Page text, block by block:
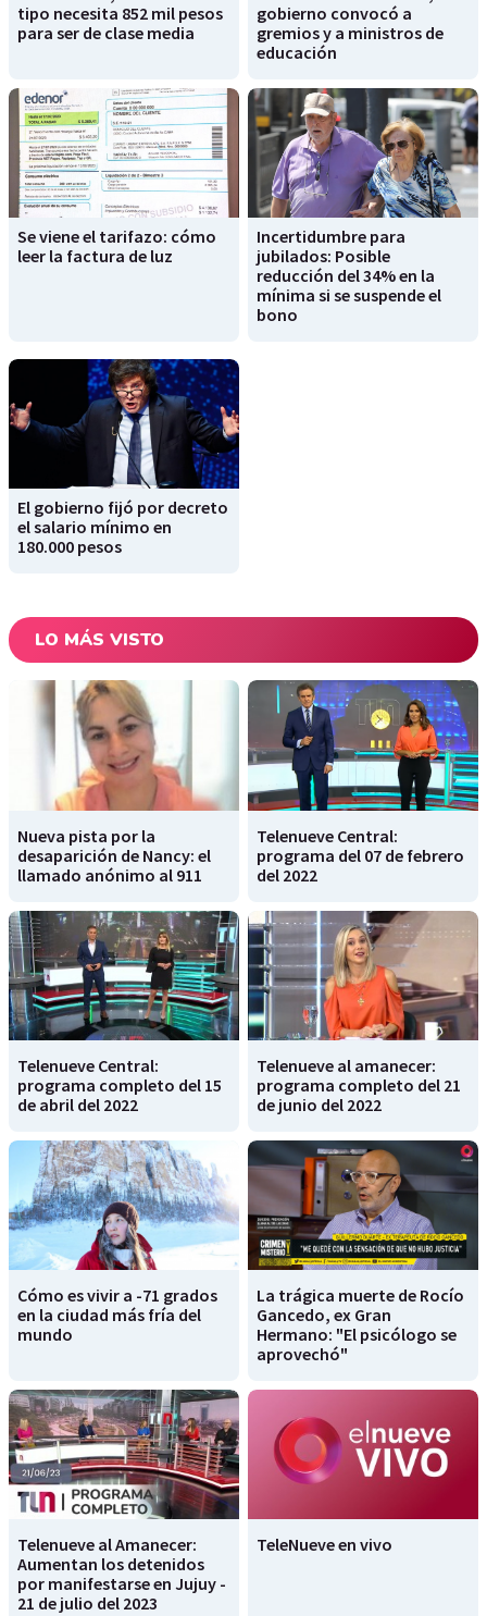
tipo necesita 852 mil pesos
para ser de clase media
gobierno convocó a
gremios y a ministros de
educación
Se viene el tarifazo: cómo
leer la factura de luz
Incertidumbre para
jubilados: Posible
reducción del 34% en la
mínima si se suspende el
bono
El gobierno fijó por decreto
el salario mínimo en
180.000 pesos
LO MÁS VISTO
Nueva pista por la
desaparición de Nancy: el
llamado anónimo al 911
Telenueve Central:
programa del 07 de febrero
del 2022
Telenueve Central:
programa completo del 15
de abril del 2022
Telenueve al amanecer:
programa completo del 21
de junio del 2022
Cómo es vivir a -71 grados
en la ciudad más fría del
mundo
La trágica muerte de Rocío
Gancedo, ex Gran
Hermano: "El psicólogo se
aprovechó"
Telenueve al Amanecer:
Aumentan los detenidos
por manifestarse en Jujuy -
21 de julio del 2023
TeleNueve en vivo